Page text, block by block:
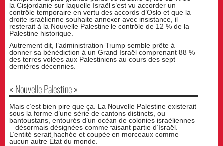
la Cisjordanie sur laquelle Israël s’est vu accorder un
contrôle temporaire en vertu des accords d’Oslo et que la
droite israélienne souhaite annexer avec insistance, il
resterait à la Nouvelle Palestine le contrôle de 12 % de la
Palestine historique.
Autrement dit, l’administration Trump semble prête à
donner sa bénédiction à un Grand Israël comprenant 88 %
des terres volées aux Palestiniens au cours des sept
dernières décennies.
« Nouvelle Palestine »
Mais c’est bien pire que ça. La Nouvelle Palestine existerait
sous la forme d’une série de cantons distincts, ou
bantoustans, entourés d’un océan de colonies israéliennes
– désormais désignées comme faisant partie d’Israël.
L’entité serait hachée et coupée en morceaux comme
aucun autre État du monde.